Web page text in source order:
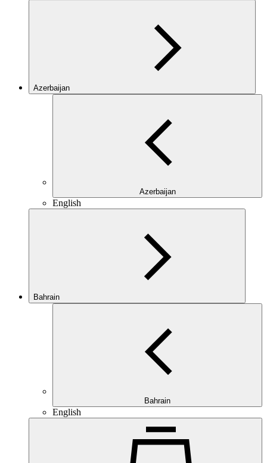
Azerbaijan
Azerbaijan
English
Bahrain
Bahrain
English